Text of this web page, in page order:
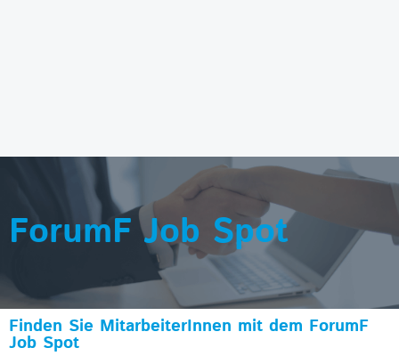
ForumF Job Spot
Finden Sie MitarbeiterInnen mit dem ForumF
Job Spot